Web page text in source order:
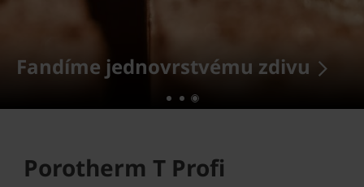
Fandíme jednovrstvému zdivu
Porotherm T Profi